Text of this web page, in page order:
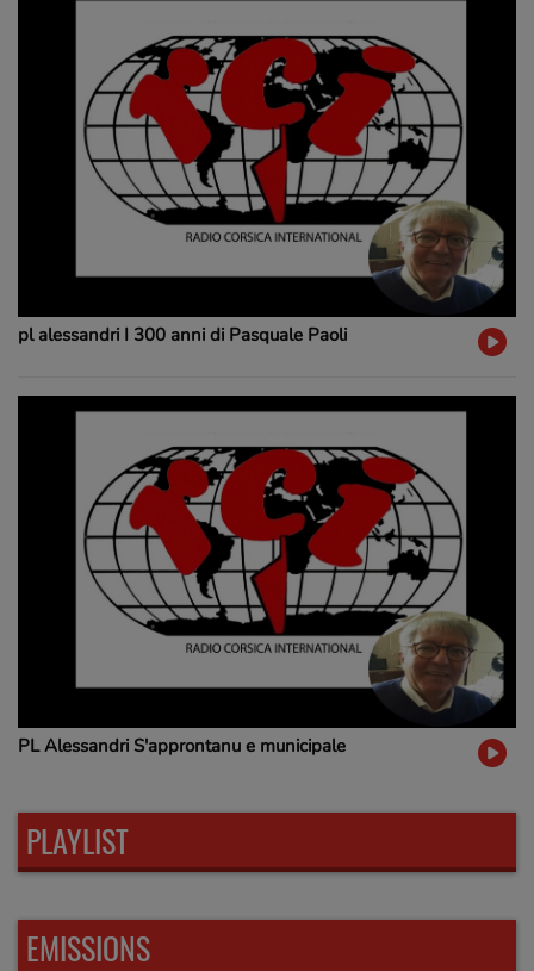
pl alessandri I 300 anni di Pasquale Paoli
PL Alessandri S'approntanu e municipale
PLAYLIST
EMISSIONS